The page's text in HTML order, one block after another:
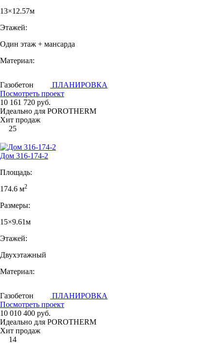
13×12.57м
Этажей:
Один этаж + мансарда
Материал:
Газобетон
ПЛАНИРОВКА
Посмотреть проект
10 161 720 руб.
Идеально для POROTHERM
Хит продаж
25
Дом 316-174-2
Площадь:
174.6 м2
Размеры:
15×9.61м
Этажей:
Двухэтажный
Материал:
Газобетон
ПЛАНИРОВКА
Посмотреть проект
10 010 400 руб.
Идеально для POROTHERM
Хит продаж
14